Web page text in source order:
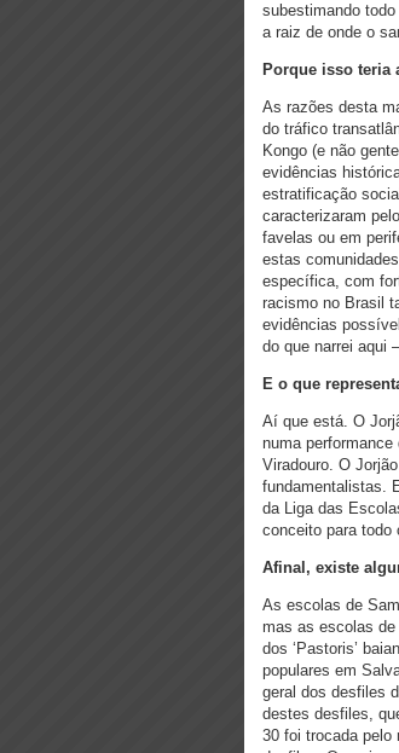
subestimando
a raiz de onde o
Porque isso teria
As razões desta
do tráfico
Kongo (e não gente
evidências
estratificação
caracterizaram
favelas ou em
estas
específica, com
racismo no Brasil
evidências
do que narrei aqui
E o que
Aí que está. O
numa
Viradouro. O
fundamentalistas.
da Liga das
conceito para todo
Afinal, existe
As escolas de
mas as escolas
dos ‘Pastoris’
populares em
geral dos desfiles
destes desfiles,
30 foi trocada pelo